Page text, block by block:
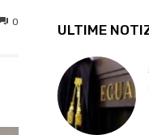
0
ULTIME